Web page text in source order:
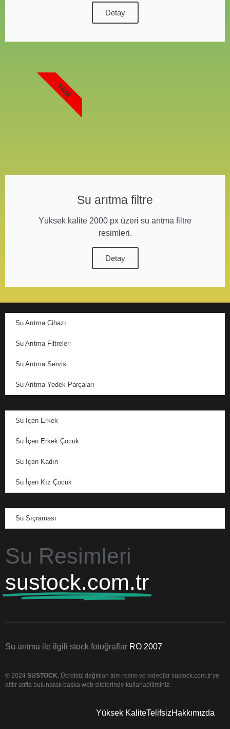
Detay
Su arıtma filtre
Yüksek kalite 2000 px üzeri su arıtma filtre
resimleri.
Detay
YENI
Su Arıtma Cihazı
Su Arıtma Filtreleri
Su Arıtma Servis
Su Arıtma Yedek Parçaları
Su İçen Erkek
Su İçen Erkek Çocuk
Su İçen Kadın
Su İçen Kız Çocuk
Su Sıçraması
Su Resimleri
sustock.com.tr
Su arıtma ile ilgili stock fotoğraflar RO 2007
© 2024 SUSTOCK. Ücretsiz dağıtılan tüm resim ve videolar sustock.com.tr’ye
aittir atıfta bulunarak başka web sitelerinde kullanabilirsiniz.
Yüksek KaliteTelifsizHakkımızda